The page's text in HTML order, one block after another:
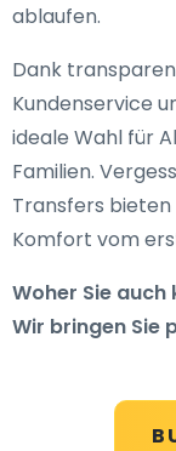
ablaufen.
Dank
Kundenservice
ideale Wahl für
Familien.
Transfers
Komfort vom
Woher Sie
Wir bringen Sie